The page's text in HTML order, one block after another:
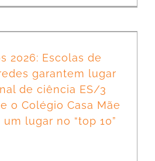
2026: Escolas de
garantem lugar
de ciência ES/3
o Colégio Casa Mãe
lugar no “top 10”